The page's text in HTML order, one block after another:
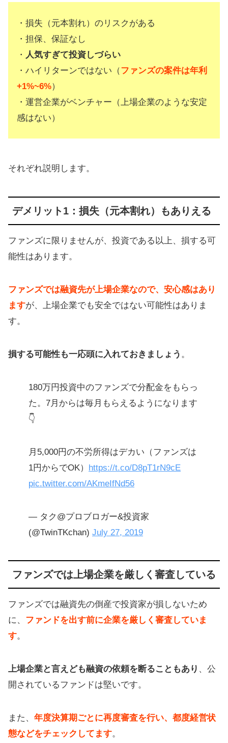
Fundsの運営会社がダメになった場
合どうなる？
・損失（元本割れ）のリスクがある
・担保、保証なし
・ 人気すぎて投資しづらい
・ハイリターンではない（ファンズの案件は年利
+1%~6%）
・運営企業がベンチャー（上場企業のような安定
感はない）
それぞれ説明します。
デメリット1：損失（元本割れ）もありえる
ファンズに限りませんが、投資である以上、損する可
能性はあります。
ファンズでは融資先が上場企業なので、安心感はあり
ますが、上場企業でも安全ではない可能性はありま
す。
損する可能性も一応頭に入れておきましょう 。
180万円投資中のファンズで分配金をもらっ
た。7月からは毎月もらえるようになります
👇
月5,000円の不労所得はデカい（ファンズは
1円からでOK） https://t.co/D8pT1rN9cE
pic.twitter.com/AKmeIfNd56
— タク@プロブロガー&投資家
(@TwinTKchan) July 27, 2019
ファンズでは上場企業を厳しく審査している
ファンズでは融資先の倒産で投資家が損しないため
に、 ファンドを出す前に企業を厳しく審査していま
す。
上場企業と言えども融資の依頼を断ることもあり 、公
開されているファンドは堅いです。
また、 年度決算期ごとに再度審査を行い、都度経営状
態などをチェックしてます。